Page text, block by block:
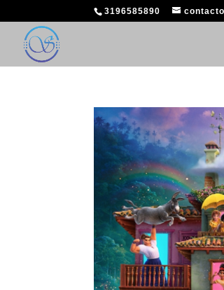
3196585890